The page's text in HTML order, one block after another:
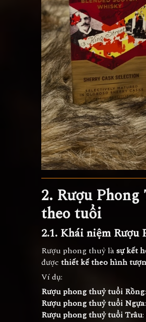
2. Rượu
theo tuổi
2.1. Khái niệm Rượu
Rượu phong thuỷ làsự kết
được thiết kế theo hình
Ví dụ:
Rượu phong thuỷ tuổi Rồng
Rượu phong thuỷ tuổi Ngựa
Rượu phong thuỷ tuổi Trâu